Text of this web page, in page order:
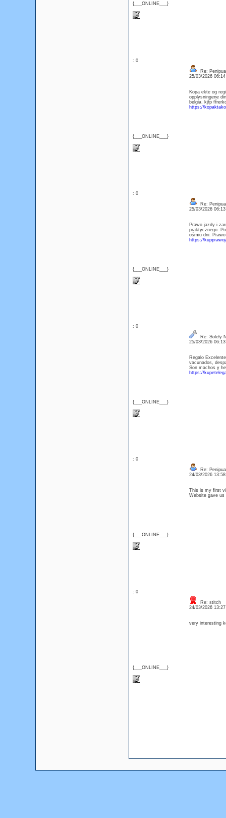
{___ONLINE___}
: 0
{___ONLINE___}
Re:
25/03/2026
Kopa ekte og
opplysningene
belgia, kjřp
https://
: 0
{___ONLINE___}
Re:
25/03/2026
Prawo jazdy i
praktycznego.
ośmiu dni.
https://
: 0
{___ONLINE___}
Re: Solely
25/03/2026
Regalo
vacunados,
Son machos y
https://
: 0
{___ONLINE___}
Re:
24/03/2026
This is my first
Website gave
: 0
{___ONLINE___}
Re: stitch
24/03/2026
very interesting